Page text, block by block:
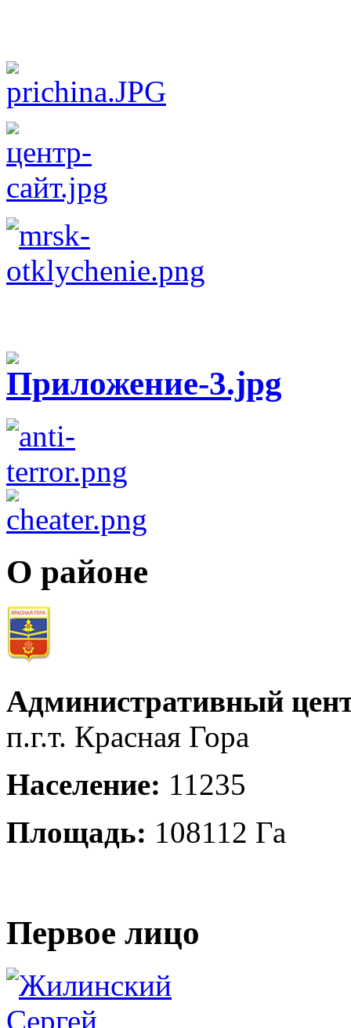
О районе
Административный
п.г.т. Красная Гора
Население: 11235
Площадь: 108112 Га
Первое лицо